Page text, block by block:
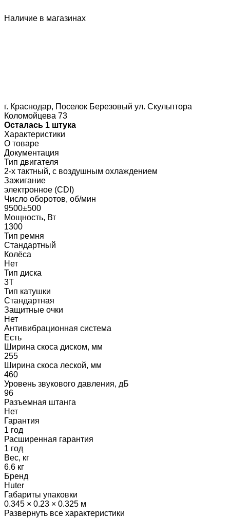
Наличие в магазинах
г. Краснодар, Поселок Березовый ул. Скульптора
Коломойцева 73
Осталась 1 штука
Характеристики
О товаре
Документация
Тип двигателя
2-х тактный, с воздушным охлаждением
Зажигание
электронное (CDI)
Число оборотов, об/мин
9500±500
Мощность, Вт
1300
Тип ремня
Стандартный
Колёса
Нет
Тип диска
3Т
Тип катушки
Стандартная
Защитные очки
Нет
Антивибрационная система
Есть
Ширина скоса диском, мм
255
Ширина скоса леской, мм
460
Уровень звукового давления, дБ
96
Разъемная штанга
Нет
Гарантия
1 год
Расширенная гарантия
1 год
Вес, кг
6.6 кг
Бренд
Huter
Габариты упаковки
0.345 × 0.23 × 0.325 м
Развернуть все характеристики